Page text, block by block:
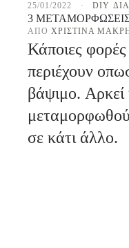
25/01/2022 · DIY
3
ΑΠΌ ΧΡΙΣΤΊΝΑ
Κάποιες
περιέχουν
βάψιμο.
σε κάτι άλλο.